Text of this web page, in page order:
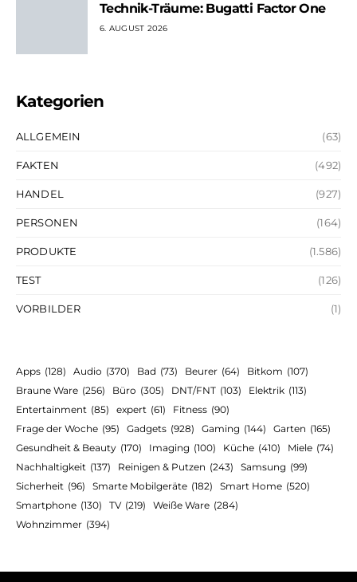
Technik-Träume: Bugatti Factor One
6. AUGUST 2026
Kategorien
ALLGEMEIN (63)
FAKTEN (492)
HANDEL (927)
PERSONEN (164)
PRODUKTE (1.586)
TEST (126)
VORBILDER (1)
Apps (128) Audio (370) Bad (73) Beurer (64) Bitkom (107)
Braune Ware (256) Büro (305) DNT/FNT (103) Elektrik (113)
Entertainment (85) expert (61) Fitness (90)
Frage der Woche (95) Gadgets (928) Gaming (144) Garten (165)
Gesundheit & Beauty (170) Imaging (100) Küche (410) Miele (74)
Nachhaltigkeit (137) Reinigen & Putzen (243) Samsung (99)
Sicherheit (96) Smarte Mobilgeräte (182) Smart Home (520)
Smartphone (130) TV (219) Weiße Ware (284)
Wohnzimmer (394)